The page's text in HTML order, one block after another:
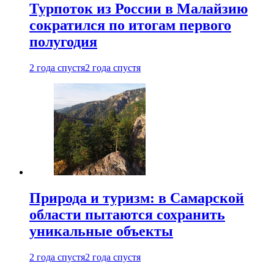
Турпоток из России в Малайзию
сократился по итогам первого
полугодия
2 года спустя2 года спустя
Природа и туризм: в Самарской
области пытаются сохранить
уникальные объекты
2 года спустя2 года спустя